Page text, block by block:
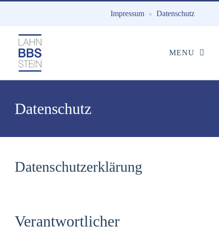
Impressum Datenschutz
Datenschutz
Datenschutzerklärung
Verantwortlicher